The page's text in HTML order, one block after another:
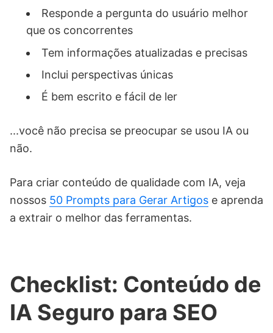
Responde a pergunta do usuário melhor
que os concorrentes
Tem informações atualizadas e precisas
Inclui perspectivas únicas
É bem escrito e fácil de ler
...você não precisa se preocupar se usou IA ou
não.
Para criar conteúdo de qualidade com IA, veja
nossos 50 Prompts para Gerar Artigos e aprenda
a extrair o melhor das ferramentas.
Checklist: Conteúdo de
IA Seguro para SEO